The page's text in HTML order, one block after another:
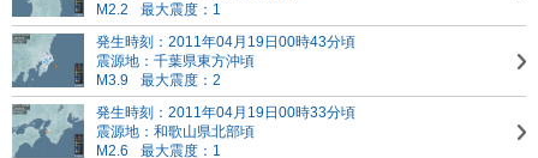
M2.2
最大震度：1
発生時刻：2011年04月19日00時43分頃
震源地：千葉県東方沖頃
M3.9
最大震度：2
発生時刻：2011年04月19日00時33分頃
震源地：和歌山県北部頃
M2.6
最大震度：1